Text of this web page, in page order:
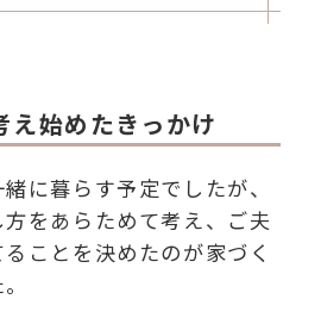
え始めたきっかけ
に暮らす予定でしたが、
をあらためて考え、ご夫
ことを決めたのが家づく